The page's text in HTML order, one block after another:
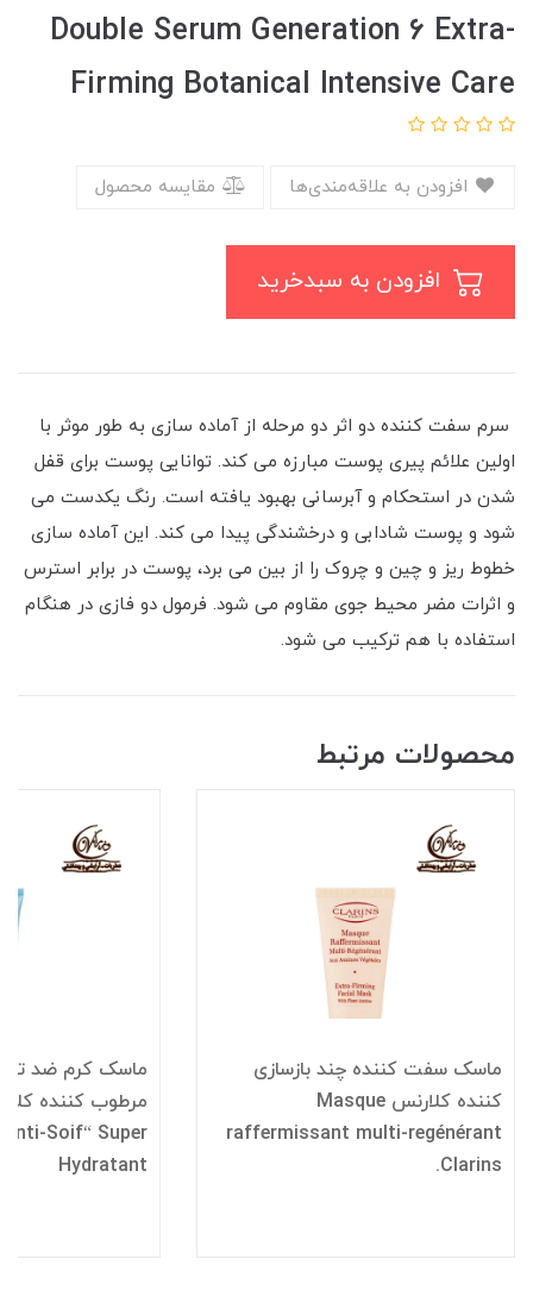
Double Serum Generation 6 Extra-
Firming Botanical Intensive Care
مقایسه محصول
سرم سفت کننده دو اثر دو مرحله از آماده سازی به طور موثر با
اولین علائم پیری پوست مبارزه می کند. توانایی پوست برای قفل
شدن در استحکام و آبرسانی بهبود یافته است. رنگ یکدست می
شود و پوست شادابی و درخشندگی پیدا می کند. این آماده سازی
خطوط ریز و چین و چروک را از بین می برد، پوست در برابر استرس
و اثرات مضر محیط جوی مقاوم می شود. فرمول دو فازی در هنگام
استفاده با هم ترکیب می شود.
محصولات مرتبط
ماسک سفت کننده چند بازسازی
کننده کلارنس Masque
raffermissant multi-regénérant
Clarins.
ماسک کرم ضد
Soif“ Super
Hydratant